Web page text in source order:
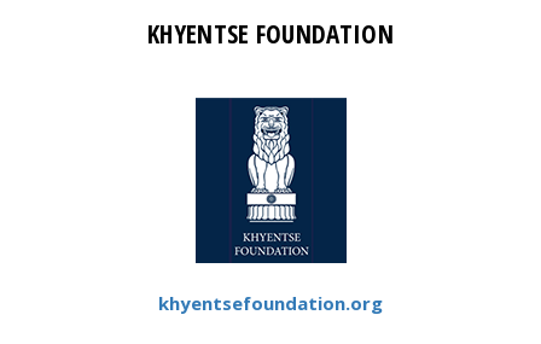
KHYENTSE FOUNDATION
khyentsefoundation.org